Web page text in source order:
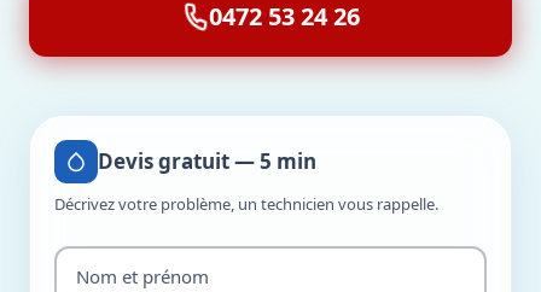
0472 53 24 26
Devis gratuit — 5 min
Décrivez votre problème, un technicien vous rappelle.